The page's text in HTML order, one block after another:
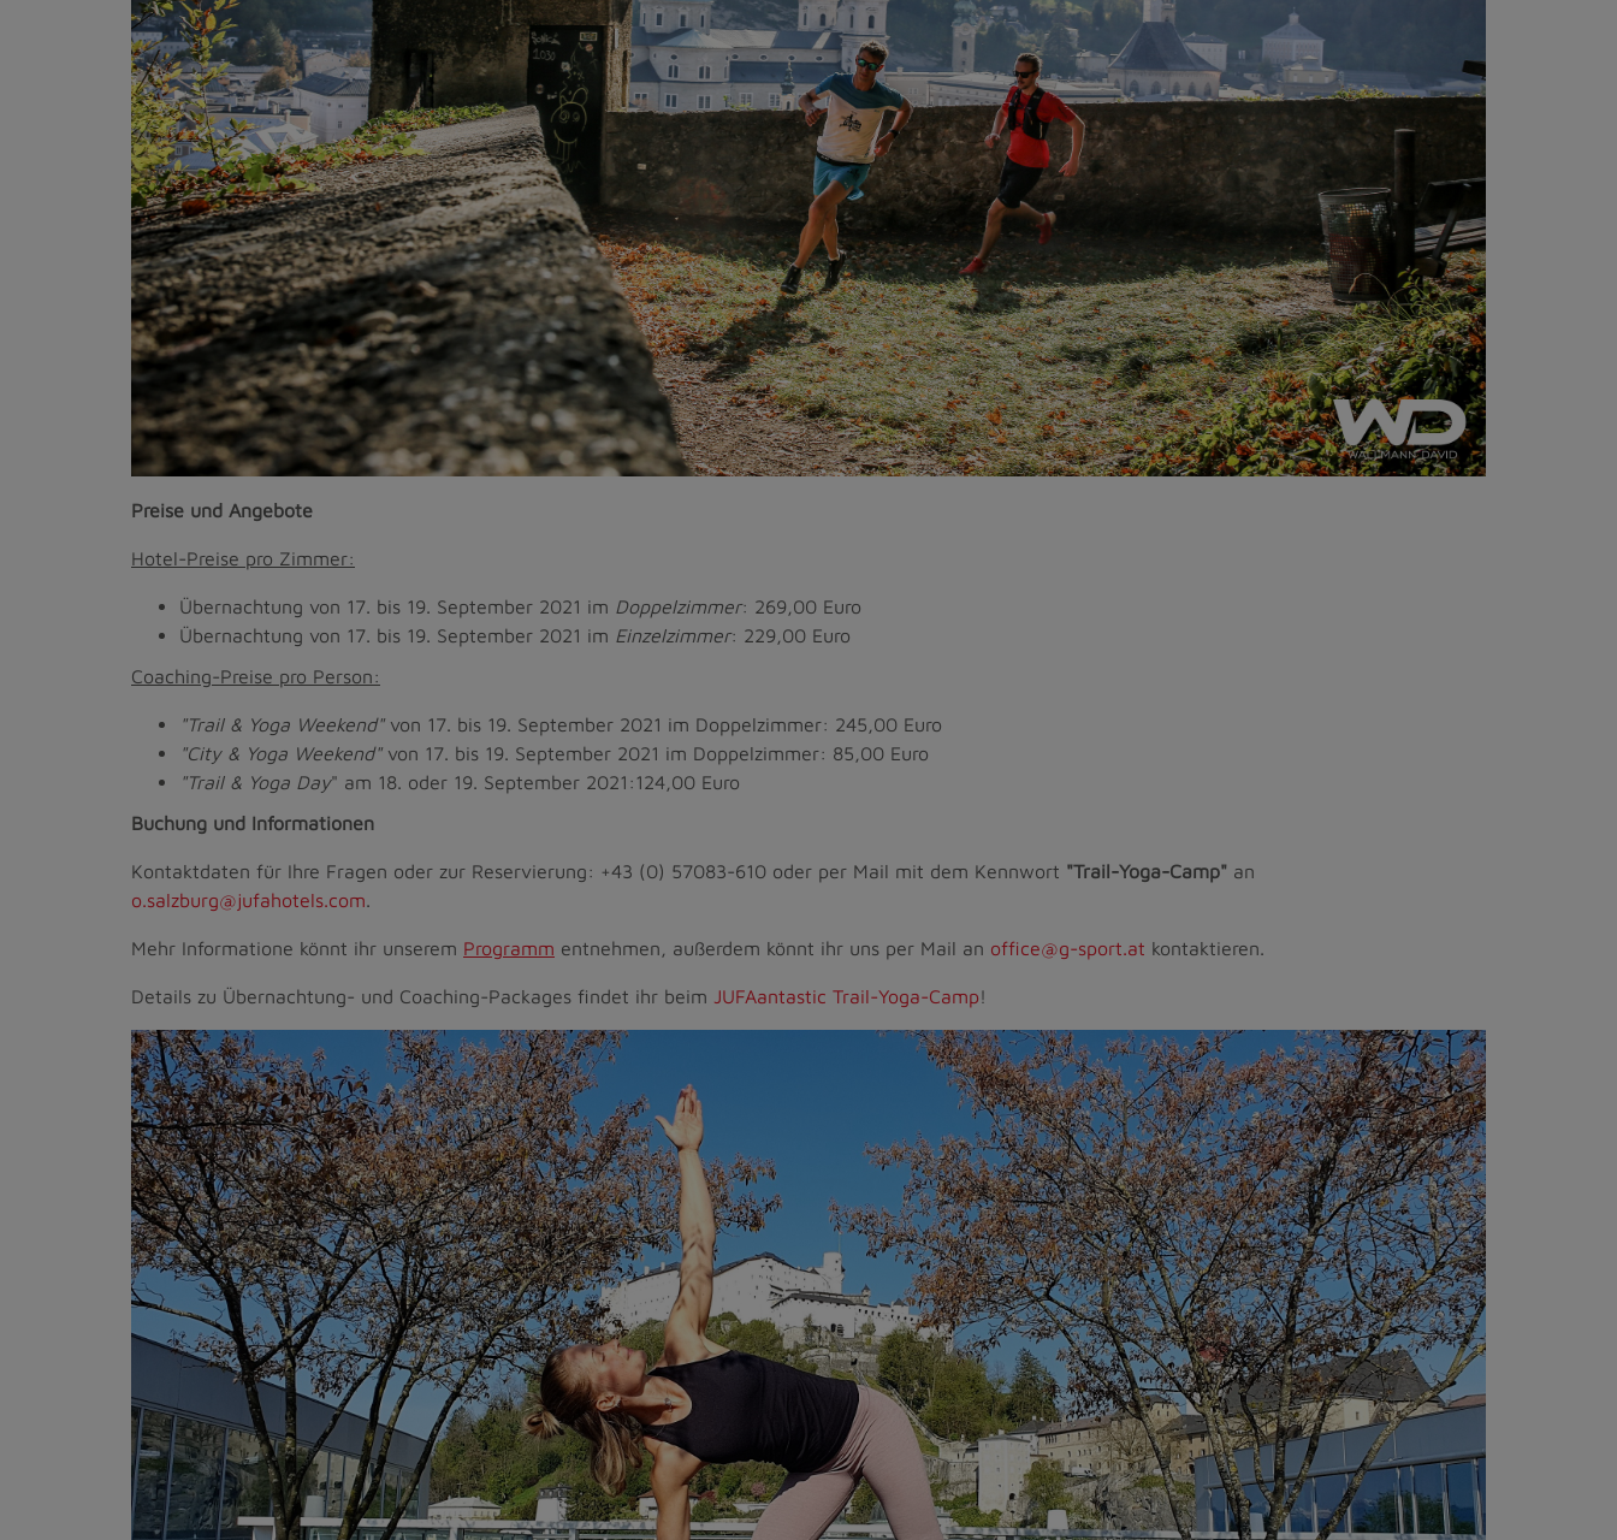
Preise und Angebote
Hotel-Preise pro Zimmer:
Übernachtung von 17. bis 19. September 2021 im Doppelzimmer: 269,00 Euro
Übernachtung von 17. bis 19. September 2021 im Einzelzimmer: 229,00 Euro
Coaching-Preise pro Person:
"Trail & Yoga Weekend"von 17. bis 19. September 2021 im Doppelzimmer: 245,00 Euro
"City & Yoga Weekend"von 17. bis 19. September 2021 im Doppelzimmer: 85,00 Euro
"Trail & Yoga Day" am 18. oder 19. September 2021:124,00 Euro
Buchung und Informationen
Kontaktdaten für Ihre Fragen oder zur Reservierung: +43 (0) 57083-610 oder per Mail mit dem Kennwort "Trail-Yoga-Camp" an
o.salzburg@jufahotels.com.
Mehr Informatione könnt ihr unserem Programm entnehmen, außerdem könnt ihr uns per Mail an office@g-sport.at kontaktieren.
Details zu Übernachtung- und Coaching-Packages findet ihr beim JUFAantastic Trail-Yoga-Camp!